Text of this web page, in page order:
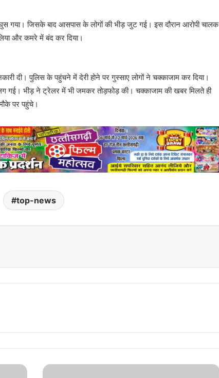
गया। जिसके बाद आसपास के लोगों की भीड़ जुट गई। इस दौरान आरोपी चालक
और कमरे में बंद कर दिया।
दी। पुलिस के पहुंचने में देरी होने पर गुस्साए लोगों ने चक्काजाम कर दिया।
लग गई। भीड़ ने ट्रेलर में भी जमकर तोड़फोड़ की। चक्काजाम की खबर मिलते ही
पर पहुंचे।
top-news